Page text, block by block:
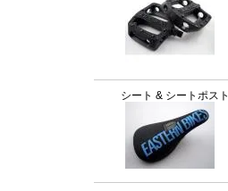
シート & シートポスト